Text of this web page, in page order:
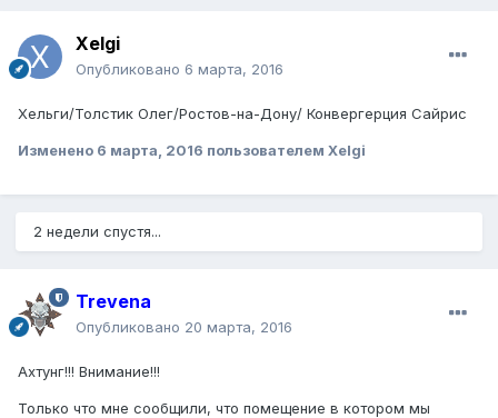
Xelgi
Опубликовано 6 марта, 2016
Хельги/Толстик Олег/Ростов-на-Дону/ Конвергерция Сайрис
Изменено 6 марта, 2016 пользователем Xelgi
2 недели спустя...
Trevena
Опубликовано 20 марта, 2016
Ахтунг!!! Внимание!!!
Только что мне сообщили, что помещение в котором мы